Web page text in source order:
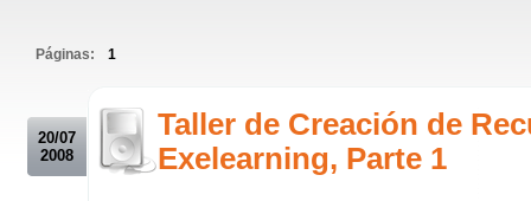
Páginas: 1
20/07
2008
Taller de Creación de
Exelearning, Parte 1